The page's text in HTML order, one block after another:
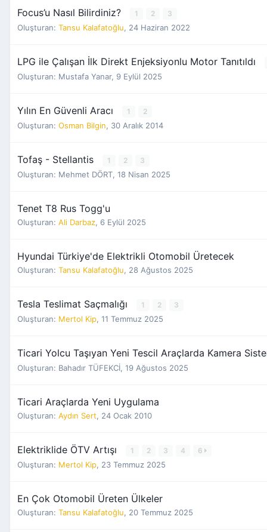
Focus’u Nasıl Bilirdiniz? 1 2 3
Oluşturan: Tansu Kalafatoğlu, 24 Haziran 2022
LPG ile Çalışan İlk Direkt Enjeksiyonlu Motor Tanıtıldı
Oluşturan: Mustafa Yanar, 9 Eylül 2025
Yılın En Güvenli Aracı 1 2
Oluşturan: Osman Bilgin, 30 Aralık 2014
Tofaş - Stellantis 1 2 3
Oluşturan: Mehmet DÖRT, 18 Nisan 2025
Tenet T8 Rus Togg'u
Oluşturan: Ali Darbaz, 6 Eylül 2025
Hyundai Türkiye'de Elektrikli Otomobil Üretecek
Oluşturan: Tansu Kalafatoğlu, 28 Ağustos 2025
Tesla Teslimat Saçmalığı 1 2 3
Oluşturan: Mertol Kip, 11 Temmuz 2025
Ticari Yolcu Taşıyan Yeni Tescil Araçlarda Kamera
Oluşturan: Bahadır TÜFEKCİ, 19 Ağustos 2025
Ticari Araçlarda Yeni Uygulama
Oluşturan: Aydın Sert, 24 Ocak 2010
Elektriklide ÖTV Artışı 1 2 3 4 6
Oluşturan: Mertol Kip, 23 Temmuz 2025
En Çok Otomobil Üreten Ülkeler
Oluşturan: Tansu Kalafatoğlu, 20 Temmuz 2025